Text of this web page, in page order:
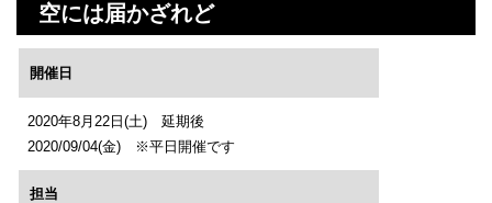
空には届かざれど
開催日
2020年8月22日(土) 延期後
2020/09/04(金) ※平日開催です
担当